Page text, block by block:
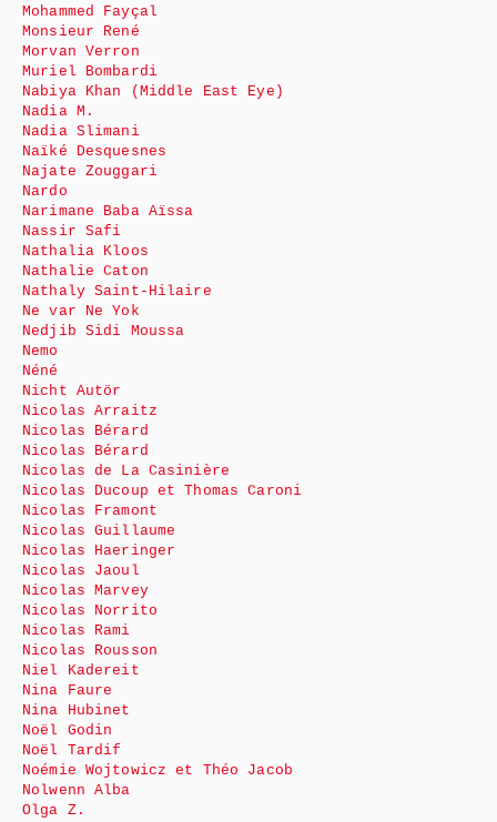
Mohammed Fayçal
Monsieur René
Morvan Verron
Muriel Bombardi
Nabiya Khan (Middle East Eye)
Nadia M.
Nadia Slimani
Naïké Desquesnes
Najate Zouggari
Nardo
Narimane Baba Aïssa
Nassir Safi
Nathalia Kloos
Nathalie Caton
Nathaly Saint-Hilaire
Ne var Ne Yok
Nedjib Sidi Moussa
Nemo
Néné
Nicht Autör
Nicolas Arraitz
Nicolas Bérard
Nicolas Bérard
Nicolas de La Casinière
Nicolas Ducoup et Thomas Caroni
Nicolas Framont
Nicolas Guillaume
Nicolas Haeringer
Nicolas Jaoul
Nicolas Marvey
Nicolas Norrito
Nicolas Rami
Nicolas Rousson
Niel Kadereit
Nina Faure
Nina Hubinet
Noël Godin
Noël Tardif
Noémie Wojtowicz et Théo Jacob
Nolwenn Alba
Olga Z.